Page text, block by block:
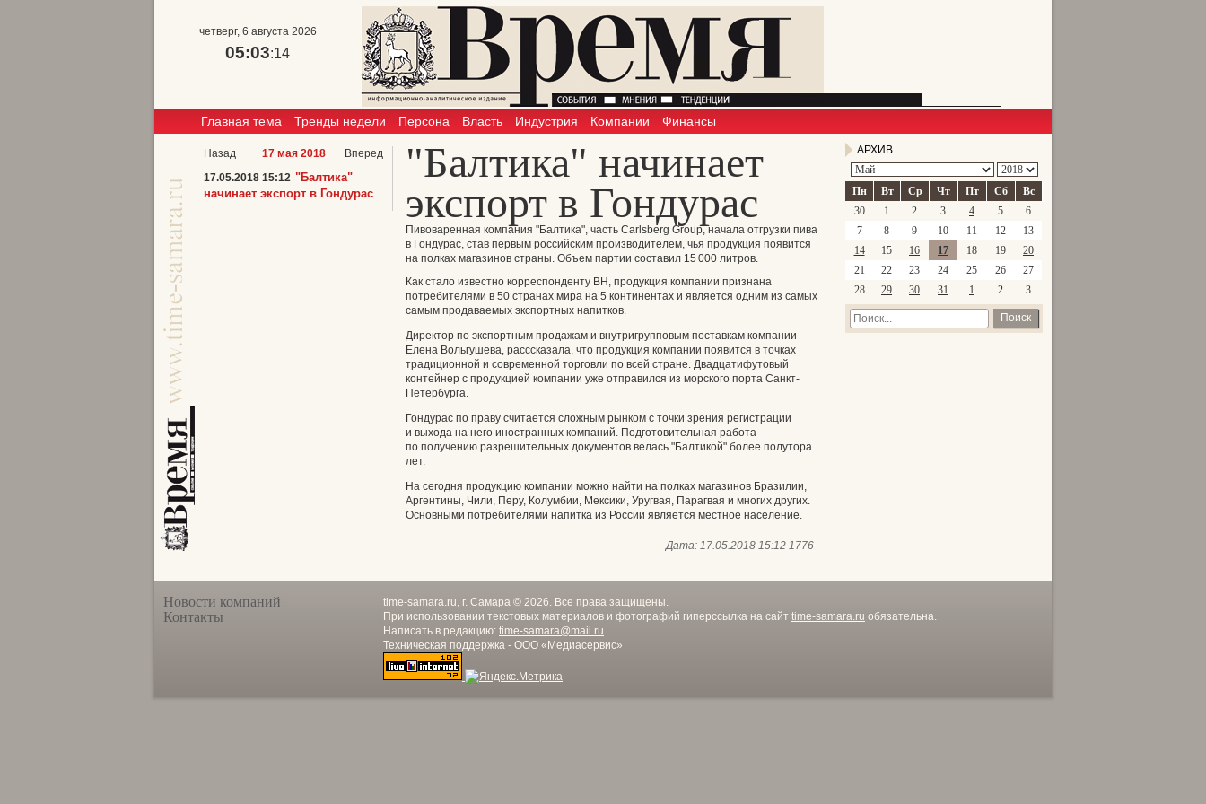
четверг, 6 августа 2026
05:03:14
Главная тема Тренды недели Персона Власть Индустрия Компании Финансы
"Балтика" начинает
экспорт в Гондурас
Пивоваренная компания "Балтика", часть Carlsberg Group, начала отгрузки пива
в Гондурас, став первым российским производителем, чья продукция появится
на полках магазинов страны. Объем партии составил 15 000 литров.
Как стало известно корреспонденту ВН, продукция компании признана
потребителями в 50 странах мира на 5 континентах и является одним из самых
самым продаваемых экспортных напитков.
Директор по экспортным продажам и внутригрупповым поставкам компании
Елена Вольгушева, расссказала, что продукция компании появится в точках
традиционной и современной торговли по всей стране. Двадцатифутовый
контейнер с продукцией компании уже отправился из морского порта Санкт-
Петербурга.
Гондурас по праву считается сложным рынком с точки зрения регистрации
и выхода на него иностранных компаний. Подготовительная работа
по получению разрешительных документов велась "Балтикой" более полутора
лет.
На сегодня продукцию компании можно найти на полках магазинов Бразилии,
Аргентины, Чили, Перу, Колумбии, Мексики, Уругвая, Парагвая и многих других.
Основными потребителями напитка из России является местное население.
Дата: 17.05.2018 15:12 1776
Назад 17 мая 2018
Вперед
17.05.2018 15:12 "Балтика"
начинает экспорт в Гондурас
АРХИВ
Пн Вт Ср Чт Пт Сб
Вс
30
1 2 3 4 5
6
7
8 9 10 11 12
13
14
15 16 17 18 19
20
21
22 23 24 25 26
27
28
29 30 31 1 2 3
Поиск
Новости компаний
Контакты
time-samara.ru, г. Самара © 2026. Все права защищены.
При использовании текстовых материалов и фотографий гиперссылка на сайт time-samara.ru обязательна.
Написать в редакцию: time-samara@mail.ru
Техническая поддержка - ООО «Медиасервис»